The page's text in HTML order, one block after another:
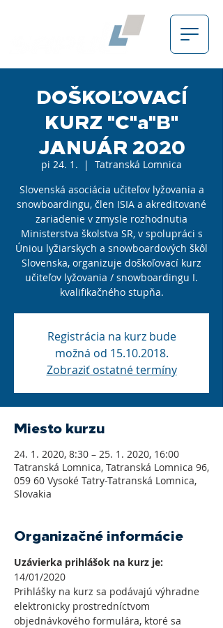
DOŠKOĽOVACÍ
KURZ "C"a"B"
JANUÁR 2020
pi 24. 1.
  |
Tatranská Lomnica
Slovenská asociácia učiteľov lyžovania a
snowboardingu, člen ISIA a akreditované
zariadenie v zmysle rozhodnutia
Ministerstva školstva SR, v spolupráci s
Úniou lyžiarskych a snowboardových škôl
Slovenska, organizuje doškoľovací kurz
učiteľov lyžovania / snowboardingu I.
kvalifikačného stupňa.
Registrácia na kurz bude
možná od 15.10.2018.
Zobraziť ostatné termíny
Miesto kurzu
24. 1. 2020, 8:30 – 25. 1. 2020, 16:00
Tatranská Lomnica, Tatranská Lomnica 96,
059 60 Vysoké Tatry-Tatranská Lomnica,
Slovakia
Organizačné informácie
Uzávierka prihlášok na kurz je:
14/01/2020
Prihlášky na kurz sa podávajú výhradne
elektronicky prostredníctvom
objednávkového formulára, ktoré sa